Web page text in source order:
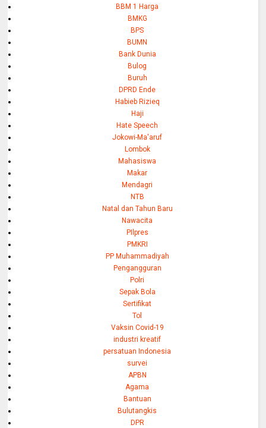
BBM 1 Harga
BMKG
BPS
BUMN
Bank Dunia
Bulog
Buruh
DPRD Ende
Habieb Rizieq
Haji
Hate Speech
Jokowi-Ma'aruf
Lombok
Mahasiswa
Makar
Mendagri
NTB
Natal dan Tahun Baru
Nawacita
PIlpres
PMKRI
PP Muhammadiyah
Pengangguran
Polri
Sepak Bola
Sertifikat
Tol
Vaksin Covid-19
industri kreatif
persatuan Indonesia
survei
APBN
Agama
Bantuan
Bulutangkis
DPR